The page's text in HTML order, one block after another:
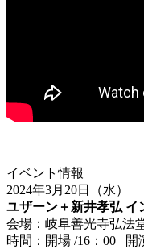
イベント情報
2024年3月20日（水）
ユザーン＋新井孝弘 イ
会場：岐阜善光寺弘法
時間：開場 /16 ：00 開